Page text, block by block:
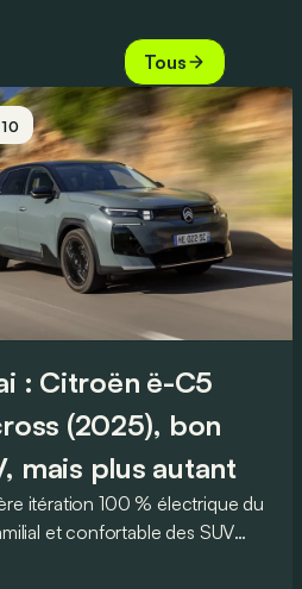
Tous
: Citroën ë-C5
(2025), bon
mais plus autant
itération 100 % électrique du
et confortable des SUV